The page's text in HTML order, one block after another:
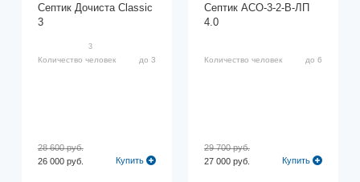
Септик Дочиста Classic
3
3
Количество человек до 3
26 000 руб.
28 600 руб.
Купить
Септик АСО-3-2-В-ЛП
4.0
Количество человек до 6
27 000 руб.
29 700 руб.
Купить